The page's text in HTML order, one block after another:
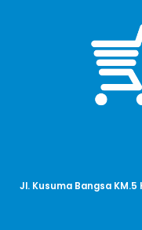
Jl. Kusuma Bangsa